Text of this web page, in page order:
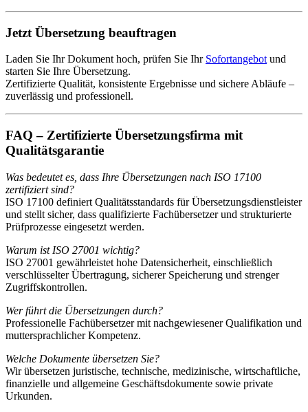
Jetzt Übersetzung beauftragen
Laden Sie Ihr Dokument hoch, prüfen Sie Ihr Sofortangebot und
starten Sie Ihre Übersetzung.
Zertifizierte Qualität, konsistente Ergebnisse und sichere Abläufe –
zuverlässig und professionell.
FAQ – Zertifizierte Übersetzungsfirma mit
Qualitätsgarantie
Was bedeutet es, dass Ihre Übersetzungen nach ISO 17100
zertifiziert sind?
ISO 17100 definiert Qualitätsstandards für Übersetzungsdienstleister
und stellt sicher, dass qualifizierte Fachübersetzer und strukturierte
Prüfprozesse eingesetzt werden.
Warum ist ISO 27001 wichtig?
ISO 27001 gewährleistet hohe Datensicherheit, einschließlich
verschlüsselter Übertragung, sicherer Speicherung und strenger
Zugriffskontrollen.
Wer führt die Übersetzungen durch?
Professionelle Fachübersetzer mit nachgewiesener Qualifikation und
muttersprachlicher Kompetenz.
Welche Dokumente übersetzen Sie?
Wir übersetzen juristische, technische, medizinische, wirtschaftliche,
finanzielle und allgemeine Geschäftsdokumente sowie private
Urkunden.